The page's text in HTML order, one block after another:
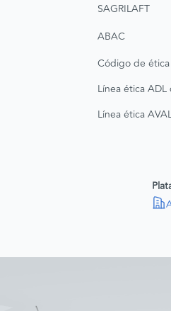
SAGRILAFT
ABAC
Código de ética
Línea ética
Línea ética